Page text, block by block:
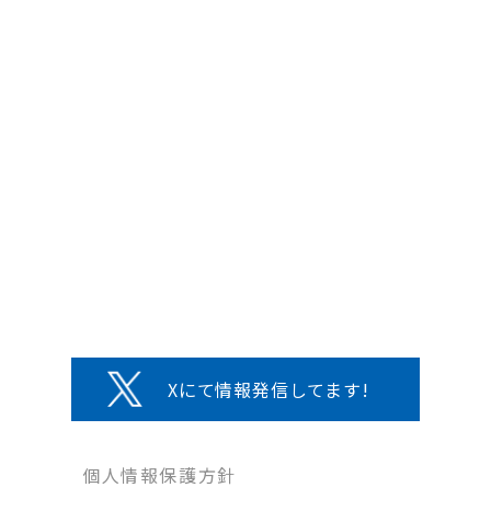
Xにて情報発信してます!
個人情報保護方針